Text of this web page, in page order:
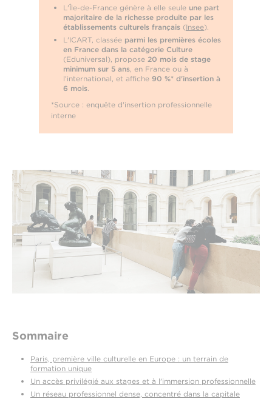
L'Île-de-France génère à elle seule une part
majoritaire de la richesse produite par les
établissements culturels français (Insee).
L'ICART, classée parmi les premières écoles
en France dans la catégorie Culture
(Eduniversal), propose 20 mois de stage
minimum sur 5 ans, en France ou à
l'international, et affiche 90 %* d'insertion à
6 mois.
*Source : enquête d'insertion professionnelle
interne
Sommaire
Paris, première ville culturelle en Europe : un terrain de
formation unique
Un accès privilégié aux stages et à l'immersion professionnelle
Un réseau professionnel dense, concentré dans la capitale